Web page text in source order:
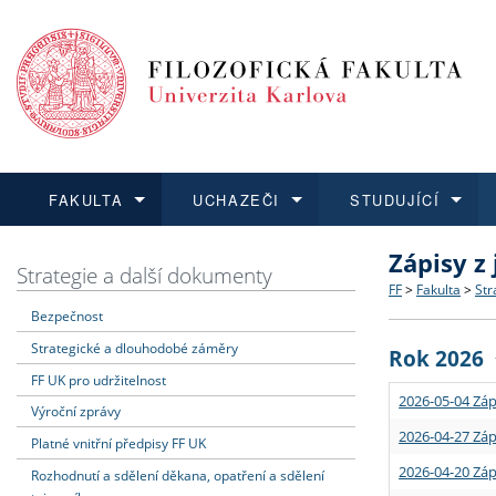
FAKULTA
Dozvědět se více
Struktura
Strategie
Podpora
UCHAZEČI
Podat přihlášku
Co
Učitelské
STUDUJÍCÍ
Dozvědět se více
Rigorózní
Dozvědět se více
O vědě a
Granty a
Dozvědět se více
Aktuální
Strategie a další dokumenty
Bezpečnost
Strategické a dlouhodobé záměry
FF UK pro udržitelnost
Výroční zprávy
Platné vnitřní předpisy FF UK
Rozhodnutí a sdělení děkana, opatření a sdělení
Zápisy
FF > Fakulta >
Rok 2026
2026-05-04
2026-04-27
2026-04-20